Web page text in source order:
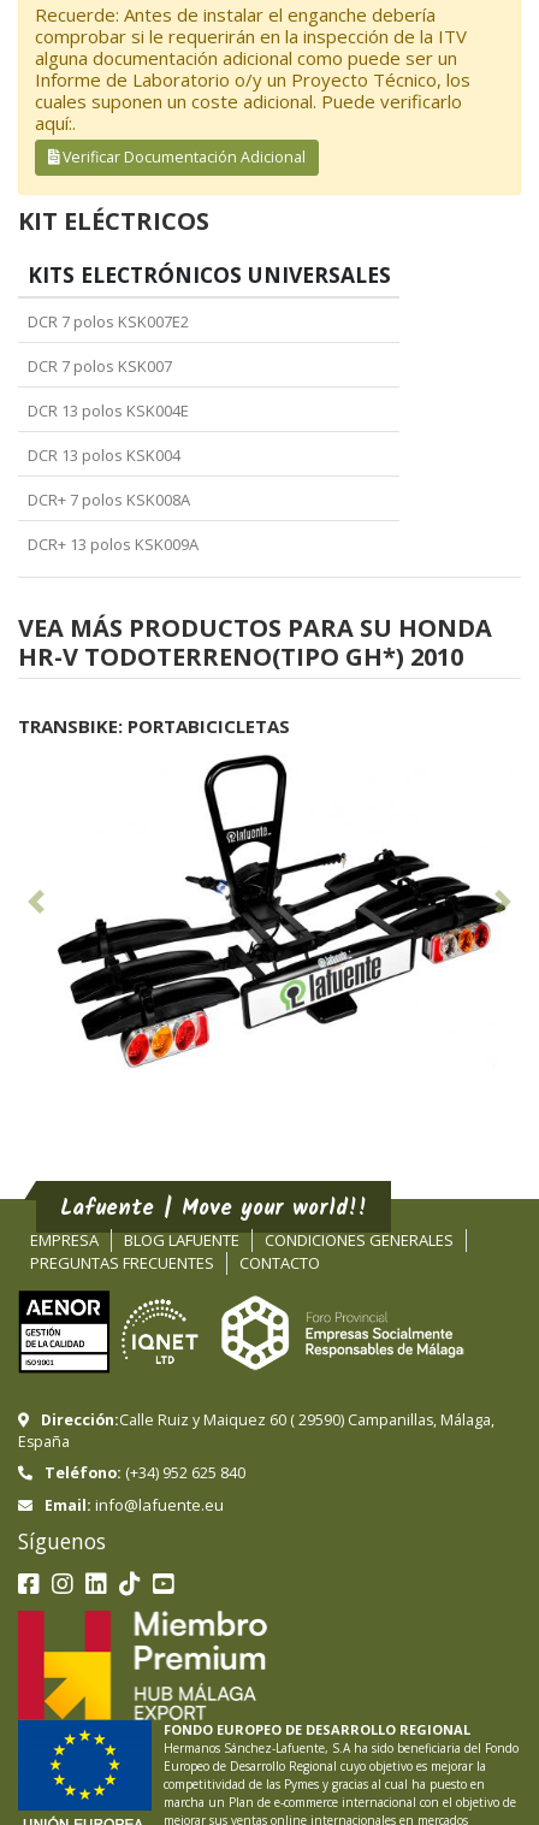
Recuerde: Antes de instalar el enganche debería
comprobar si le requerirán en la inspección de la ITV
alguna documentación adicional como puede ser un
Informe de Laboratorio o/y un Proyecto Técnico, los
cuales suponen un coste adicional. Puede verificarlo
aquí:.
Verificar Documentación Adicional
KIT ELÉCTRICOS
KITS ELECTRÓNICOS UNIVERSALES
DCR 7 polos KSK007E2
DCR 7 polos KSK007
DCR 13 polos KSK004E
DCR 13 polos KSK004
DCR+ 7 polos KSK008A
DCR+ 13 polos KSK009A
VEA MÁS PRODUCTOS PARA SU HONDA
HR-V TODOTERRENO(TIPO GH*) 2010
TRANSBIKE: PORTABICICLETAS
Lafuente | Move your world!!
EMPRESA BLOG LAFUENTE
CONDICIONES GENERALES
PREGUNTAS FRECUENTES
CONTACTO
Dirección:Calle Ruiz y Maiquez 60 (29590) Campanillas, Málaga,
España
Teléfono: (+34) 952 625 840
Email: info@lafuente.eu
Síguenos
FONDO EUROPEO DE DESARROLLO REGIONAL
Hermanos Sánchez-Lafuente, S.A ha sido beneficiaria del Fondo
Europeo de Desarrollo Regional cuyo objetivo es mejorar la
competitividad de las Pymes y gracias al cual ha puesto en
marcha un Plan de e-commerce internacional con el objetivo de
mejorar sus ventas online internacionales en mercados